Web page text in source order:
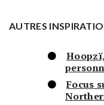
AUTRES
Focus